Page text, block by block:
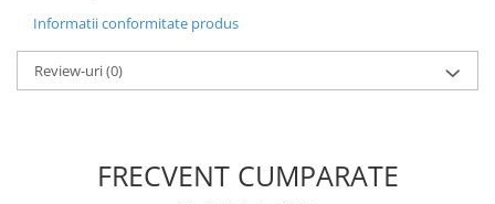
Informatii conformitate produs
Review-uri(0)
FRECVENT CUMPARATE